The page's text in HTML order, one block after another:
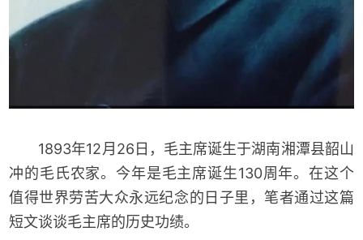
1893年12月26日，毛主席诞生于湖南湘潭县韶山
冲的毛氏农家。今年是毛主席诞生130周年。在这个
值得世界劳苦大众永远纪念的日子里，笔者通过这篇
短文谈谈毛主席的历史功绩。